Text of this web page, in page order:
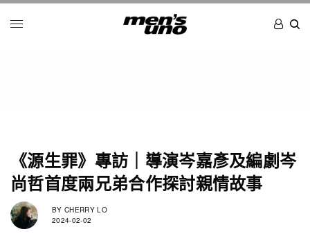
《源生罪》專訪｜導演岑嘉彥及編劇岑
尚哲首度兩兄弟合作探討親情故事
BY CHERRY LO
2024-02-02